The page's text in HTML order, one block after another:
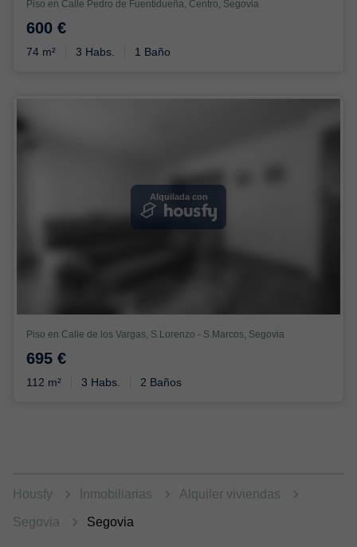
Piso en Calle Pedro de Fuentidueña, Centro, Segovia
600 €
74 m² 3 Habs. 1 Baño
Alquilada con
Piso en Calle de los Vargas, S.Lorenzo - S.Marcos, Segovia
695 €
112 m² 3 Habs. 2 Baños
Housfy Inmobiliarias Alquiler viviendas
Segovia Segovia